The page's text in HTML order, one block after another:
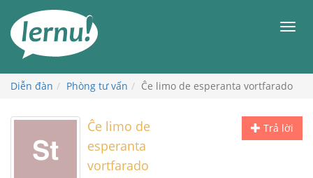
đến
phần
dung
Diễn đàn Phòng tư vấn Ĉe limo de esperanta vortfarado
Trả lời
Ĉe limo de
esperanta
vortfarado